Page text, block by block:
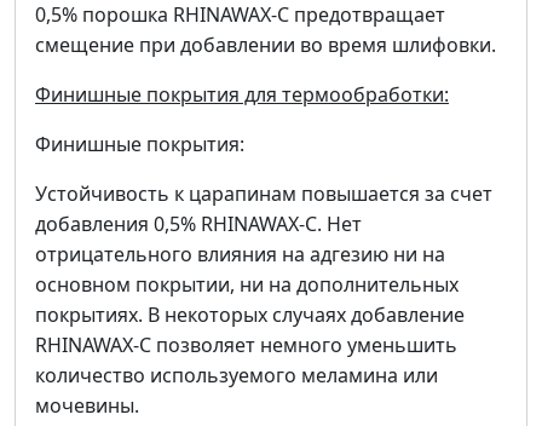
0,5% порошка RHINAWAX-C предотвращает
смещение при добавлении во время шлифовки.
Финишные покрытия для термообработки:
Финишные покрытия:
Устойчивость к царапинам повышается за счет
добавления 0,5% RHINAWAX-C. Нет
отрицательного влияния на адгезию ни на
основном покрытии, ни на дополнительных
покрытиях. В некоторых случаях добавление
RHINAWAX-C позволяет немного уменьшить
количество используемого меламина или
мочевины.